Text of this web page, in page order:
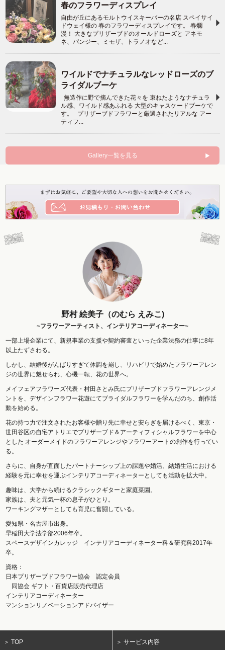
春のフラワーディスプレイ
自由が丘にあるモルトウイスキーバーの名店 スペイサイ
ドウェイ様の 春のフラワーディスプレイです。 春爛
漫！ 大きなプリザーブドのオールドローズと アネモ
ネ、パンジー、ミモザ、トラノオなど...
ワイルドでナチュラルなレッドローズのブ
ライダルブーケ
無造作に野で摘んできた花々を 束ねたようなナチュラ
ル感、ワイルド感あふれる 大型のキャスケードブーケで
す。 プリザーブドフラワーと厳選されたリアルな アー
ティフ...
Gallery一覧を見る
野村 絵美子（のむら えみこ)
~フラワーアーティスト、インテリアコーディネーター~
一部上場企業にて、新規事業の支援や契約審査といった企業法務の仕事に8年
以上たずさわる。
しかし、結婚後がんばりすぎて体調を崩し、リハビリで始めたフラワーアレン
ジの世界に魅せられ、心機一転、花の世界へ。
メイフェアフラワーズ代表・村田さとみ氏にプリザーブドフラワーアレンジメ
ントを、デザインフラワー花遊にてブライダルフラワーを学んだのち、創作活
動を始める。
花の持つ力で注文されたお客様や贈り先に幸せと安らぎを届けるべく、東京・
世田谷区の自宅アトリエでプリザーブド＆アーティフィシャルフラワーを中心
とした オーダーメイドのフラワーアレンジやフラワーアートの創作を行ってい
る。
さらに、自身が直面したパートナーシップ上の課題や婚活、結婚生活における
経験を元に幸せを運ぶインテリアコーディネーターとしても活動を拡大中。
趣味は、大学から続けるクラシックギターと家庭菜園。
家族は、夫と元気一杯の息子がひとり。
ワーキングマザーとしても育児に奮闘している。
愛知県・名古屋市出身。
早稲田大学法学部2006年卒。
スペースデザインカレッジ インテリアコーディネーター科＆研究科2017年
卒。
資格：
日本プリザーブドフラワー協会 認定会員
同協会 ギフト・百貨店販売代理店
インテリアコーディネーター
マンションリノベーションアドバイザー
＞ TOP ＞ サービス内容